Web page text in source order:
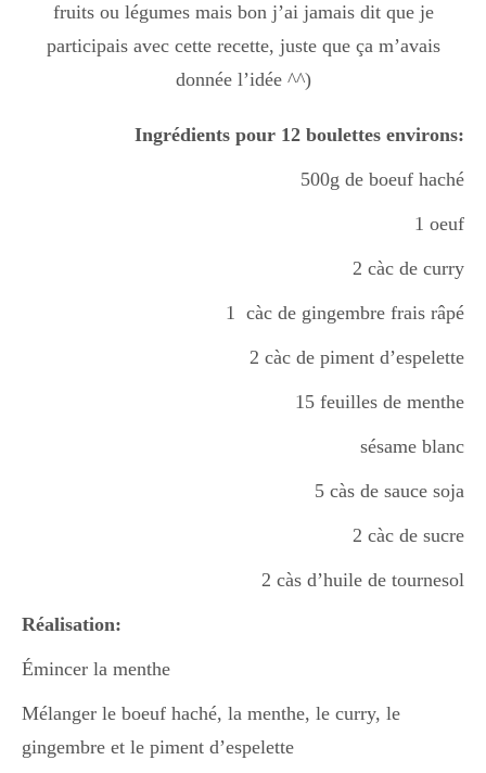
Boisson chaudes
Les classiques
Recettes Végétariennes
Divers
Semaines Spéciales
cupcake
fruits ou légumes mais bon j’ai jamais dit que je
participais avec cette recette, juste que ça m’avais
donnée l’idée ^^)
Ingrédients pour 12 boulettes environs:
500g de boeuf haché
1 oeuf
2 càc de curry
1 càc de gingembre frais râpé
2 càc de piment d’espelette
15 feuilles de menthe
sésame blanc
5 càs de sauce soja
2 càc de sucre
2 càs d’huile de tournesol
Réalisation:
Émincer la menthe
Mélanger le boeuf haché, la menthe, le curry, le
gingembre et le piment d’espelette